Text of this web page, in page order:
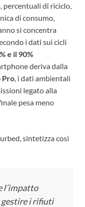
percentuali di riciclo,
di consumo,
si concentra
i dati sui cicli
e il 90%
deriva dalla
Pro , i dati ambientali
legato alla
pesa meno
sintetizza così
l’impatto
gestire i rifiuti